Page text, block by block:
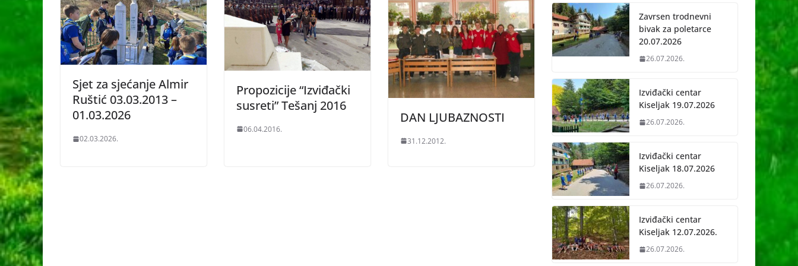
Sjet za sjećanje Almir
Ruštić 03.03.2013 –
01.03.2026
02.03.2026.
Propozicije “Izviđački
susreti” Tešanj 2016
06.04.2016.
DAN LJUBAZNOSTI
31.12.2012.
Zavrsen trodnevni
bivak za poletarce
20.07.2026
26.07.2026.
Izviđački centar
Kiseljak 19.07.2026
26.07.2026.
Izviđački centar
Kiseljak 18.07.2026
26.07.2026.
Izviđački centar
Kiseljak 12.07.2026.
26.07.2026.